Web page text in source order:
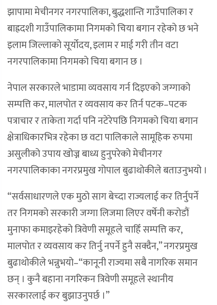
झापामा मेचीनगर नगरपालिका, बुद्धशान्ति गाउँपालिका र
बाह्रदशी गाउँपालिकामा निगमको चिया बगान रहेको छ भने
इलाम जिल्लाको सूर्योदय, इलाम र माई गरी तीन वटा
नगरपालिकामा निगमको चिया बगान छ ।
नेपाल सरकारले भाडामा व्यवसाय गर्न दिइएको जग्गाको
सम्पत्ति कर, मालपोत र व्यवसाय कर तिर्न पटक–पटक
पत्राचार र ताकेता गर्दा पनि नटेरेपछि निगमको चिया बगान
क्षेत्राधिकारभित्र रहेका छ वटा पालिकाले सामूहिक रुपमा
असुलीको उपाय खोज्न बाध्य हुनुपरेको मेचीनगर
नगरपालिकाका नगरप्रमुख गोपाल बुढाथोकीले बताउनुभयो ।
“सर्वसाधारणले एक मुठो साग बेच्दा राज्यलाई कर तिर्नुपर्ने
तर निगमको सरकारी जग्गा लिजमा लिएर वर्षेनी करोडौं
मुनाफा कमाइरहेको त्रिवेणी समूहले चाहिँ सम्पत्ति कर,
मालपोत र व्यवसाय कर तिर्नु नपर्ने हुनै सक्दैन,” नगरप्रमुख
बुढाथोकीले भन्नुभयो–“कानूनी राज्यमा सबै नागरिक समान
छन् । कुनै बहाना नगरिकन त्रिवेणी समूहले स्थानीय
सरकारलाई कर बुझाउनुपर्छ ।”